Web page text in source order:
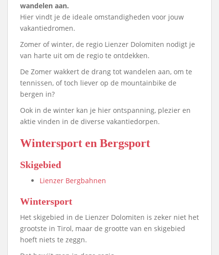
wandelen aan.
Hier vindt je de ideale omstandigheden voor jouw
vakantiedromen.
Zomer of winter, de regio Lienzer Dolomiten nodigt je
van harte uit om de regio te ontdekken.
De Zomer wakkert de drang tot wandelen aan, om te
tennissen, of toch liever op de mountainbike de
bergen in?
Ook in de winter kan je hier ontspanning, plezier en
aktie vinden in de diverse vakantiedorpen.
Wintersport en Bergsport
Skigebied
Lienzer Bergbahnen
Wintersport
Het skigebied in de Lienzer Dolomiten is zeker niet het
grootste in Tirol, maar de grootte van en skigebied
hoeft niets te zeggn.